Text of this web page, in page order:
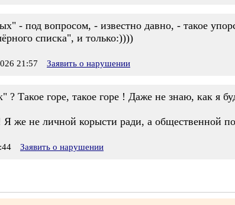
- под вопросом, - известно давно, - такое
списка", и только:))))
21:57 Заявить о нарушении
Такое горе, такое горе ! Даже не знаю, как я
Я же не личной корысти ради, а общественной
Заявить о нарушении